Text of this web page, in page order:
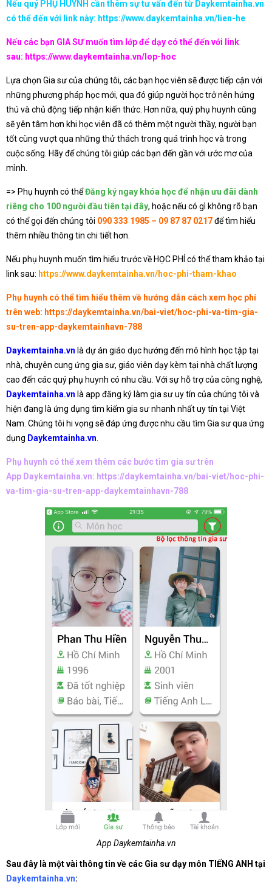
Nếu quý PHỤ HUYNH cần thêm sự tư vấn đến từ Daykemtainha.vn
có thể đến với link này: https://www.daykemtainha.vn/lien-he
Nếu các bạn GIA SƯ muốn tìm lớp để dạy có thể đến với link
sau: https://www.daykemtainha.vn/lop-hoc
Lựa chọn Gia sư của chúng tôi, các bạn học viên sẽ được tiếp cận với
những phương pháp học mới, qua đó giúp người học trở nên hứng
thú và chủ động tiếp nhận kiến thức. Hơn nữa, quý phụ huynh cũng
sẽ yên tâm hơn khi học viên đã có thêm một người thầy, người bạn
tốt cùng vượt qua những thử thách trong quá trình học và trong
cuộc sống. Hãy để chúng tôi giúp các bạn đến gần với ước mơ của
mình.
=> Phụ huynh có thểĐăng ký ngay khóa học để nhận ưu đãi dành
riêng cho 100 người đầu tiên tại đây, hoặc nếu có gì không rõ bạn
có thể gọi đến chúng tôi 090 333 1985 – 09 87 87 0217để tìm hiểu
thêm nhiều thông tin chi tiết hơn.
Nếu phụ huynh muốn tìm hiểu trước về HỌC PHÍ có thể tham khảo tại
link sau: https://www.daykemtainha.vn/hoc-phi-tham-khao
Phụ huynh có thể tìm hiểu thêm về hướng dẫn cách xem học phí
trên web: https://daykemtainha.vn/bai-viet/hoc-phi-va-tim-gia-
su-tren-app-daykemtainhavn-788
Daykemtainha.vn là dự án giáo dục hướng đến mô hình học tập tại
nhà, chuyên cung ứng gia sư, giáo viên dạy kèm tại nhà chất lượng
cao đến các quý phụ huynh có nhu cầu. Với sự hỗ trợ của công nghệ,
Daykemtainha.vn là app đăng ký làm gia sư uy tín của chúng tôi và
hiện đang là ứng dụng tìm kiếm gia sư nhanh nhất uy tín tại Việt
Nam. Chúng tôi hi vọng sẽ đáp ứng được nhu cầu tìm Gia sư qua ứng
dụng Daykemtainha.vn
Phụ huynh có thể xem thêm các bước tìm gia sư trên
App Daykemtainha.vn: https://daykemtainha.vn/bai-viet/hoc-phi-
va-tim-gia-su-tren-app-daykemtainhavn-788
App Daykemtainha.vn
Sau đây là một vài thông tin về các Gia sư dạy môn TIẾNG ANH tại
Daykemtainha.vn: